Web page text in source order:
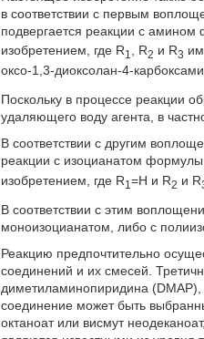
в соответствии с первым
подвергается реакции с
изобретением, где R1 , R2 и R3
оксо-1,3-диоксолан-4-
Поскольку в процессе реакции
удаляющего воду агента, в
В соответствии с другим
реакции с изоцианатом
изобретением, где R1=Н и R2 и R
В соответствии с этим
моноизоцианатом, либо с
Реакцию предпочтительно
соединений и их смесей.
диметиламинопиридина (DMAP),
соединение может быть
октаноат или висмут